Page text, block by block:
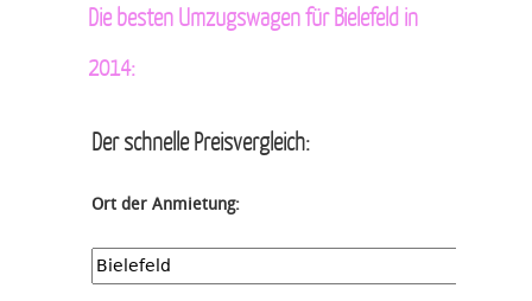
Die besten Umzugswagen für Bielefeld in
2014:
Der schnelle Preisvergleich:
Ort der Anmietung: